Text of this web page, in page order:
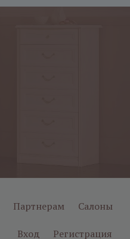
Партнерам Салоны
Вход Регистрация